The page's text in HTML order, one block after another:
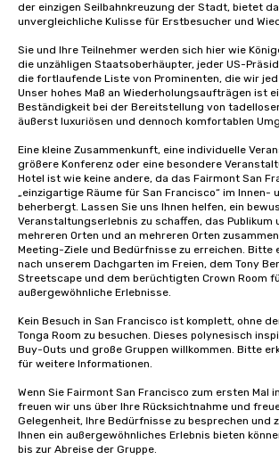
der einzigen Seilbahnkreuzung der Stadt, bietet
unvergleichliche Kulisse für Erstbesucher und
Sie und Ihre Teilnehmer werden sich hier wie
die unzähligen Staatsoberhäupter, jeder US-
die fortlaufende Liste von Prominenten, die wir
Unser hohes Maß an Wiederholungsaufträgen ist
Beständigkeit bei der Bereitstellung von
äußerst luxuriösen und dennoch komfortablen
Eine kleine Zusammenkunft, eine individuelle
größere Konferenz oder eine besondere
Hotel ist wie keine andere, da das Fairmont San
„einzigartige Räume für San Francisco“ im Innen-
beherbergt. Lassen Sie uns Ihnen helfen, ein
Veranstaltungserlebnis zu schaffen, das Publikum
mehreren Orten und an mehreren Orten
Meeting-Ziele und Bedürfnisse zu erreichen. Bitte
nach unserem Dachgarten im Freien, dem Tony
Streetscape und dem berüchtigten Crown Room
außergewöhnliche Erlebnisse.
Kein Besuch in San Francisco ist komplett, ohne
Tonga Room zu besuchen. Dieses polynesisch
Buy-Outs und große Gruppen willkommen. Bitte
für weitere Informationen.
Wenn Sie Fairmont San Francisco zum ersten Mal
freuen wir uns über Ihre Rücksichtnahme und
Gelegenheit, Ihre Bedürfnisse zu besprechen und
Ihnen ein außergewöhnliches Erlebnis bieten
bis zur Abreise der Gruppe.